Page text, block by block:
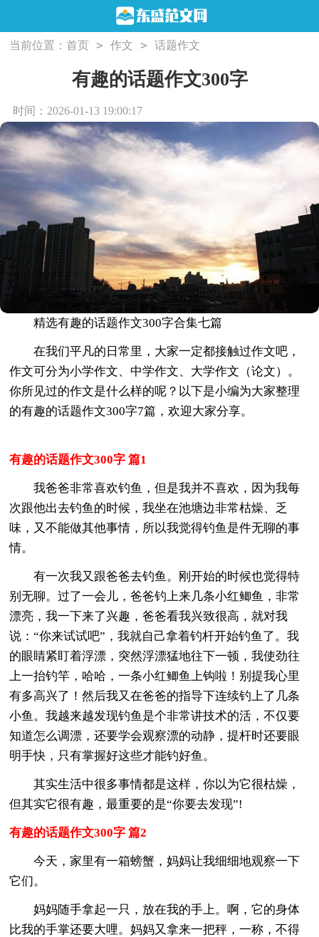
当前位置：首页 > 作文 > 话题作文
有趣的话题作文300字
时间：2026-01-13 19:00:17
精选有趣的话题作文300字合集七篇
在我们平凡的日常里，大家一定都接触过作文吧，
作文可分为小学作文、中学作文、大学作文（论文）。
你所见过的作文是什么样的呢？以下是小编为大家整理
的有趣的话题作文300字7篇，欢迎大家分享。
有趣的话题作文300字 篇1
我爸爸非常喜欢钓鱼，但是我并不喜欢，因为我每
次跟他出去钓鱼的时候，我坐在池塘边非常枯燥、乏
味，又不能做其他事情，所以我觉得钓鱼是件无聊的事
情。
有一次我又跟爸爸去钓鱼。刚开始的时候也觉得特
别无聊。过了一会儿，爸爸钓上来几条小红鲫鱼，非常
漂亮，我一下来了兴趣，爸爸看我兴致很高，就对我
说：“你来试试吧”，我就自己拿着钓杆开始钓鱼了。我
的眼睛紧盯着浮漂，突然浮漂猛地往下一顿，我使劲往
上一抬钓竿，哈哈，一条小红鲫鱼上钩啦！别提我心里
有多高兴了！然后我又在爸爸的指导下连续钓上了几条
小鱼。我越来越发现钓鱼是个非常讲技术的活，不仅要
知道怎么调漂，还要学会观察漂的动静，提杆时还要眼
明手快，只有掌握好这些才能钓好鱼。
其实生活中很多事情都是这样，你以为它很枯燥，
但其实它很有趣，最重要的是“你要去发现”!
有趣的话题作文300字 篇2
今天，家里有一箱螃蟹，妈妈让我细细地观察一下
它们。
妈妈随手拿起一只，放在我的手上。啊，它的身体
比我的手掌还要大哩。妈妈又拿来一把秤，一称，不得